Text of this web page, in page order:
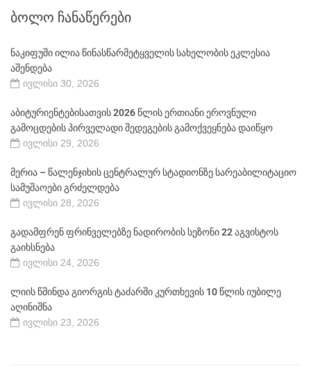
ᲑᲝᲚᲝ ᲩᲐᲜᲐᲬᲔᲠᲔᲑᲘ
ნაკიფუში ილია წინასწარმეტყველის სახელობის ეკლესია
აშენდება
ივლისი 30, 2026
აბიტურიენტებისათვის 2026 წლის ერთიანი ეროვნული
გამოცდების პირველადი შედეგების გამოქვეყნება დაიწყო
ივლისი 29, 2026
მერია – წალენჯიხის ცენტრალურ სტადიონზე სარეაბილიტაციო
სამუშაოები გრძელდება
ივლისი 28, 2026
გადამფრენ ფრინველებზე ნადირობის სეზონი 22 აგვისტოს
გაიხსნება
ივლისი 24, 2026
ლიის წმინდა გიორგის ტაძარში კურთხევის 10 წლის იუბილე
აღინიშნა
ივლისი 23, 2026